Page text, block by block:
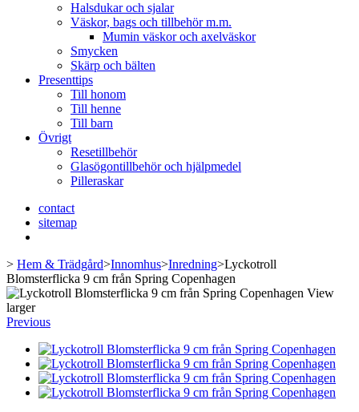
Halsdukar och sjalar
Väskor, bags och tillbehör m.m.
Mumin väskor och axelväskor
Smycken
Skärp och bälten
Presenttips
Till honom
Till henne
Till barn
Övrigt
Resetillbehör
Glasögontillbehör och hjälpmedel
Pilleraskar
contact
sitemap
> Hem & Trädgård>Innomhus>Inredning>Lyckotroll
Blomsterflicka 9 cm från Spring Copenhagen
View
larger
Previous